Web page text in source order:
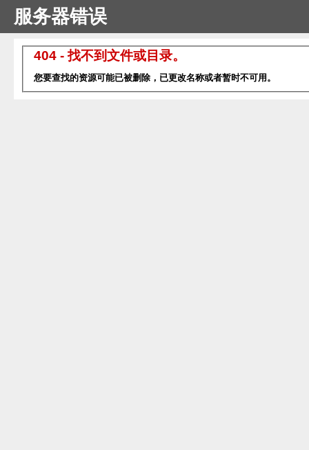
服务器错误
404 - 找不到文件或目录。
您要查找的资源可能已被删除，已更改名称或者暂时不可用。